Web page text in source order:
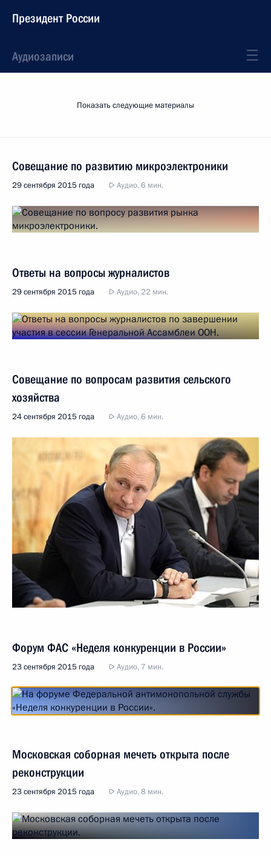
Президент России
Аудиозаписи
Показать следующие материалы
Совещание по развитию микроэлектроники
29 сентября 2015 года Аудио, 6 мин.
Ответы на вопросы журналистов
29 сентября 2015 года Аудио, 22 мин.
Совещание по вопросам развития сельского
хозяйства
24 сентября 2015 года Аудио, 6 мин.
Форум ФАС «Неделя конкуренции в России»
23 сентября 2015 года Аудио, 7 мин.
Московская соборная мечеть открыта после
реконструкции
23 сентября 2015 года Аудио, 8 мин.